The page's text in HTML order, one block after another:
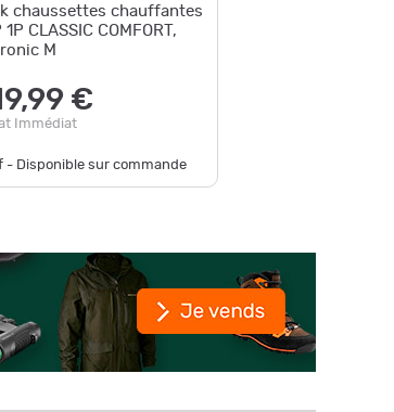
chaussettes chauffantes
1P CLASSIC COMFORT,
M
€
Immédiat
- Disponible sur commande